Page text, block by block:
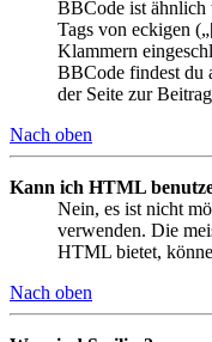
BBCode ist
Tags von eckigen
Klammern
BBCode findest du
der Seite zur
Nach oben
Kann ich HTML
Nein, es ist nicht
verwenden. Die
HTML bietet,
Nach oben